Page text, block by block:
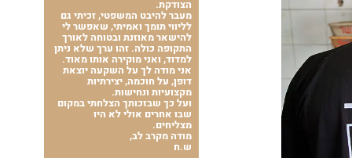
הצודקת.
מעבר להיבט המשפטי, זכיתי גם
לליווי תומך ואמיתי, שאפשר לי
להישאר מאוזנת ובטוחה לאורך
התקופה כולה. זהו ערך שלא ניתן
למדוד, ואני מוקירה אותו מאוד.
אני מודה לך על השקעה יוצאת
דופן, על חוכמה, יצירתיות
מקצועיות ונחישות.
ועל כך שבזכותך הצלחתי במקום
שבו אחרים אולי לא היו
מצליחים.
מודה מקרב לב,
ש.ח